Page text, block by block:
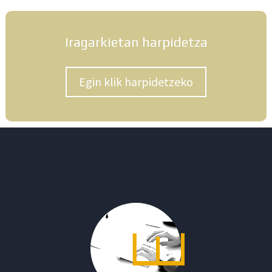
Iragarkietan harpidetza
Egin klik harpidetzeko
E